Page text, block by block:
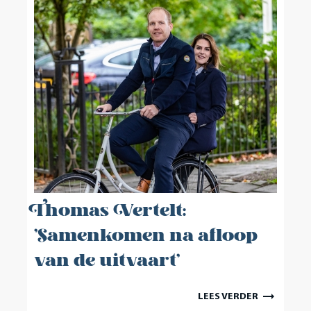
Thomas Vertelt:
'Samenkomen na afloop
van de uitvaart'
LEES VERDER arrow_right_alt